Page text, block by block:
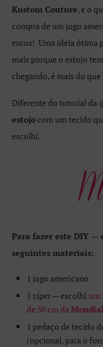
Kustom Couture, e o
compra de um jogo
euros! Uma ideia ótima
mais porque o estojo
chegando, é mais do
Diferente do tutorial da
estojocom um tecido
escolhi.
Para fazer este DIY —
seguintes materiais:
1 jogo americano
1 zíper — escolhi um
de 50 cm da
1 pedaço de tecido
(opcional, para o